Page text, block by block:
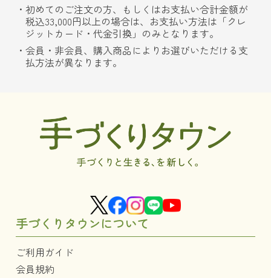
初めてのご注文の方、もしくはお支払い合計金額が
税込33,000円以上の場合は、お支払い方法は「クレ
ジットカード・代金引換」のみとなります。
会員・非会員、購入商品によりお選びいただける支
払方法が異なります。
手づくりタウンについて
ご利用ガイド
会員規約